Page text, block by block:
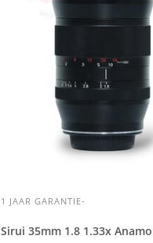
1 JAAR GARANTIE-
Sirui 35mm 1.8 1.33x